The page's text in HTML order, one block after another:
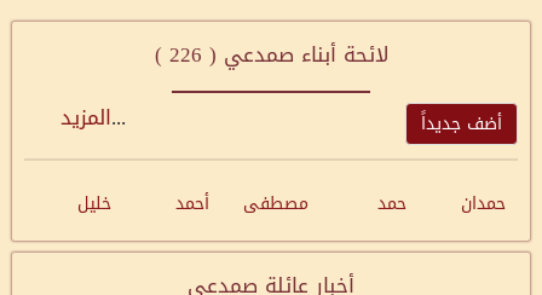
لائحة أبناء صمدعي ( 226
)
أضف جديداً ...المزيد
حمدان حمد مصطفى أحمد خليل
أخبار عائلة صمدعي